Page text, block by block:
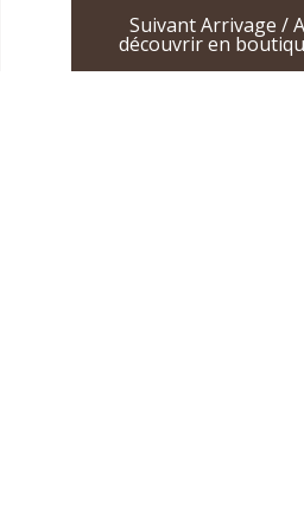
Suivant Arrivage / A
découvrir en